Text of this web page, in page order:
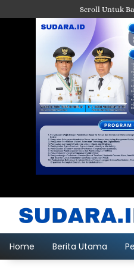
ke
Scroll Untuk
Home Berita Utama